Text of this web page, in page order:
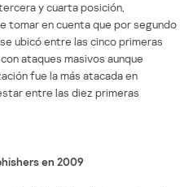
y cuarta posición,
tomar en cuenta que por segundo
ubicó entre las cinco primeras
ataques masivos aunque
fue la más atacada en
entre las diez primeras
en 2009